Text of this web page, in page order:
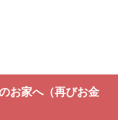
お家へ（再びお金